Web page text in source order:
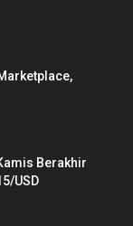
Berakhir
USD